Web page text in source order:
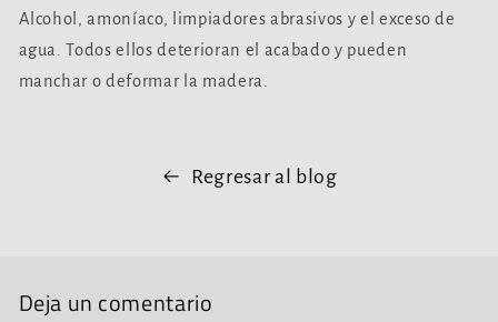
Alcohol, amoníaco, limpiadores abrasivos y el exceso de
agua. Todos ellos deterioran el acabado y pueden
manchar o deformar la madera.
Regresar al blog
Deja un comentario